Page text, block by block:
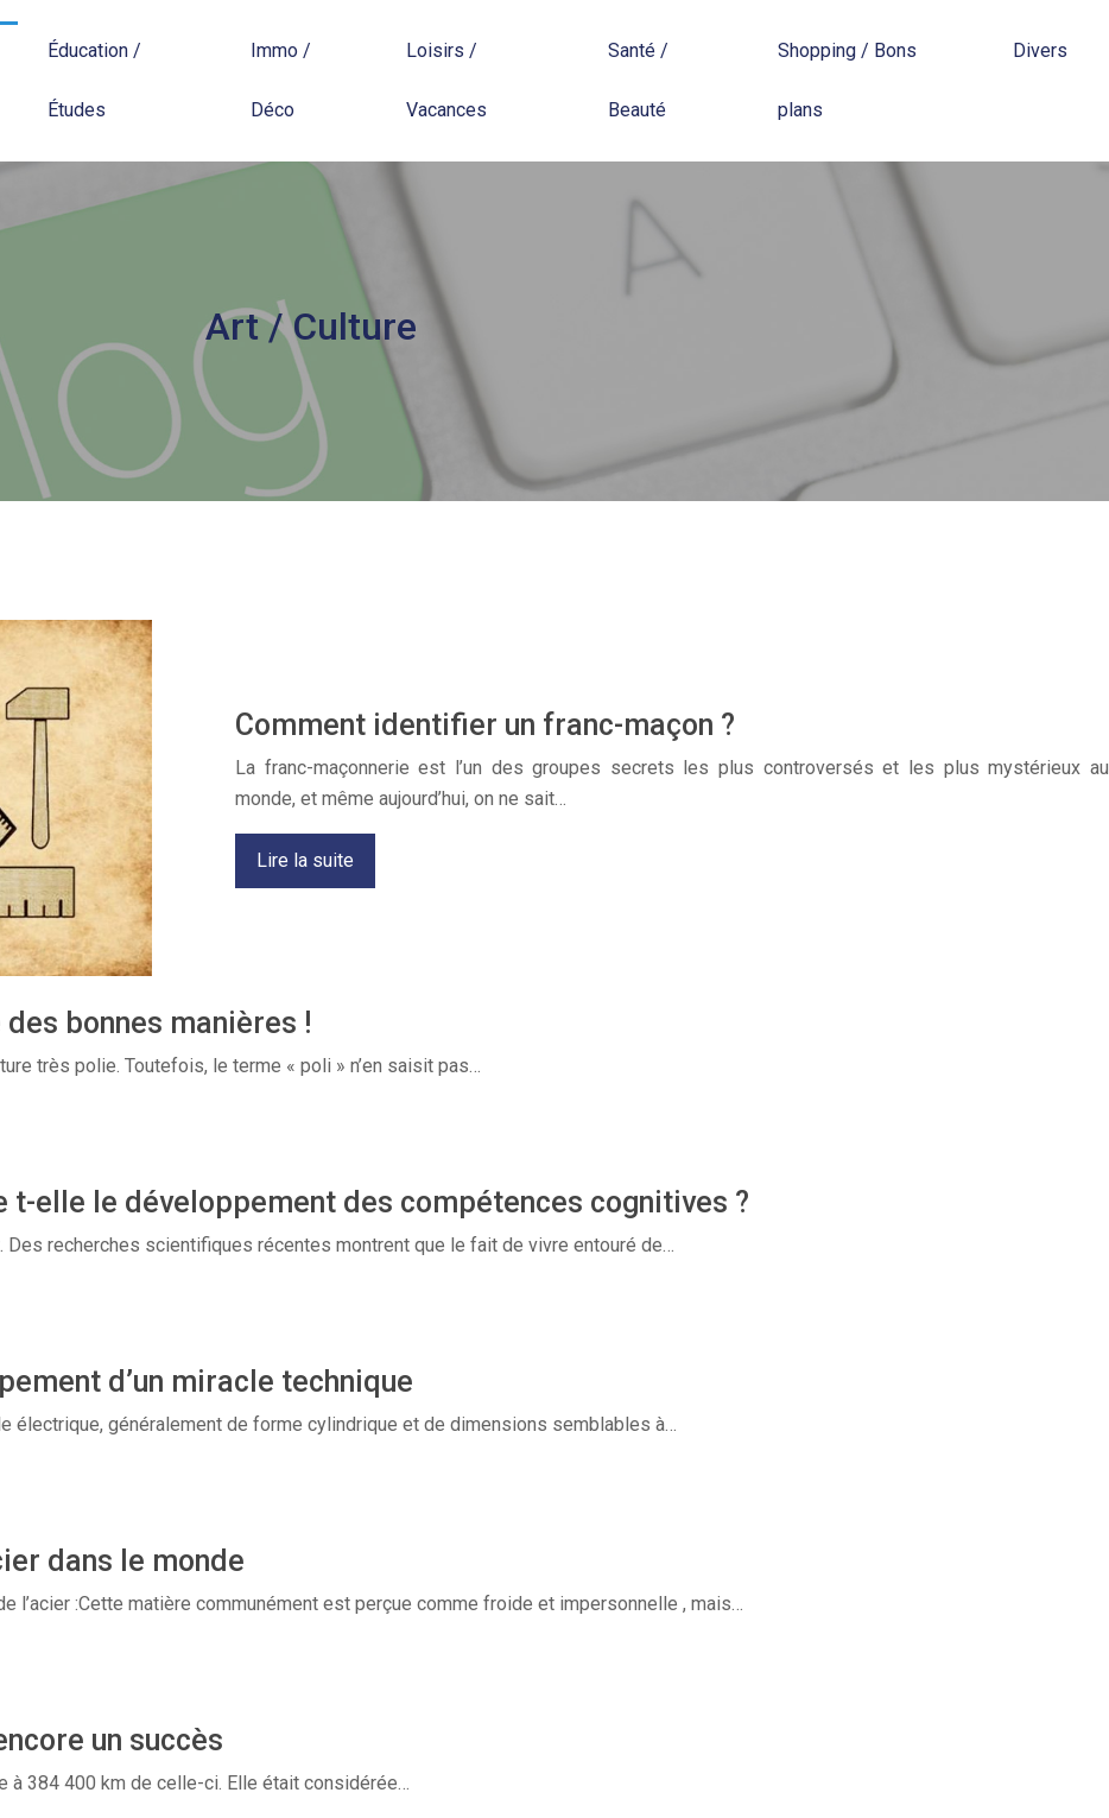
Éducation /
Études
Immo /
Déco
Loisirs /
Vacances
Santé /
Beauté
Shopping / Bons
plans
Divers
Art / Culture
Comment identifier un franc-maçon ?
La franc-maçonnerie est l’un des groupes secrets les plus controversés et les plus mystérieux au
monde, et même aujourd’hui, on ne sait…
Lire la suite
bonnes manières !
très polie. Toutefois, le terme « poli » n’en saisit pas…
t-elle le développement des compétences cognitives ?
recherches scientifiques récentes montrent que le fait de vivre entouré de…
d’un miracle technique
électrique, généralement de forme cylindrique et de dimensions semblables à…
dans le monde
l’acier :Cette matière communément est perçue comme froide et impersonnelle , mais…
un succès
à 384 400 km de celle-ci. Elle était considérée…